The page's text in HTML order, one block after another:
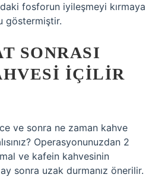
fosforun iyileşmeyi kırmaya
göstermiştir.
SONRASI
IÇILIR
ve sonra ne zaman kahve
Operasyonunuzdan 2
ve kafein kahvesinin
sonra uzak durmanız önerilir.